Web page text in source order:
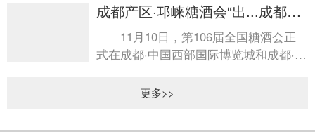
着精酿啤酒市场的...
成都产区·邛崃糖酒会“出...成都产
区·邛崃糖酒会“出...
11月10日，第106届全国糖酒会正
式在成都·中国西部国际博览城和成都·世
展中心广...更多>>